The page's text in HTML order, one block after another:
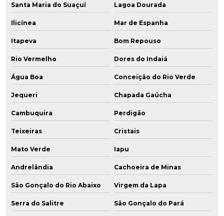
Santa Maria do Suaçuí Lagoa Dourada
Ilicínea Mar de Espanha
Itapeva Bom Repouso
Rio Vermelho Dores do Indaiá
Água Boa Conceição do Rio Verde
Jequeri Chapada Gaúcha
Cambuquira Perdigão
Teixeiras Cristais
Mato Verde Iapu
Andrelândia Cachoeira de Minas
São Gonçalo do Rio Abaixo Virgem da Lapa
Serra do Salitre São Gonçalo do Pará